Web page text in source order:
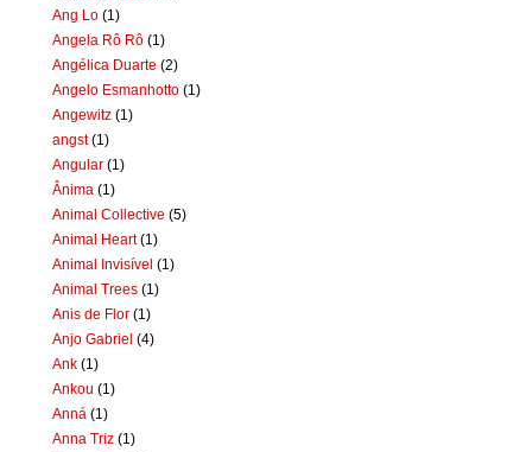
Ang Lo (1)
Angela Rô Rô (1)
Angélica Duarte (2)
Angelo Esmanhotto (1)
Angewitz (1)
angst (1)
Angular (1)
Ânima (1)
Animal Collective (5)
Animal Heart (1)
Animal Invisível (1)
Animal Trees (1)
Anis de Flor (1)
Anjo Gabriel (4)
Ank (1)
Ankou (1)
Anná (1)
Anna Triz (1)